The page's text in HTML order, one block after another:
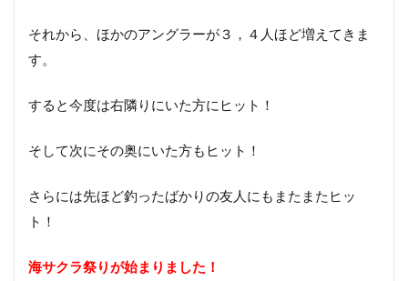
それから、ほかのアングラーが３，４人ほど増えてきま
す。
すると今度は右隣りにいた方にヒット！
そして次にその奥にいた方もヒット！
さらには先ほど釣ったばかりの友人にもまたまたヒッ
ト！
海サクラ祭りが始まりました！